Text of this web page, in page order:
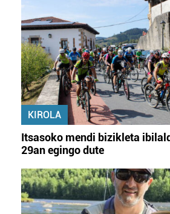
KIROLA
Itsasoko mendi bizikleta
29an egingo dute